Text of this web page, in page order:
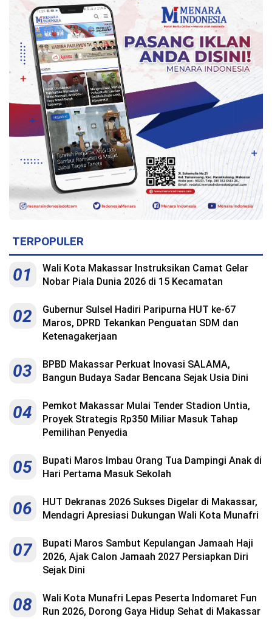
TERPOPULER
01
Wali Kota Makassar Instruksikan Camat Gelar
Nobar Piala Dunia 2026 di 15 Kecamatan
02
Gubernur Sulsel Hadiri Paripurna HUT ke-67
Maros, DPRD Tekankan Penguatan SDM dan
Ketenagakerjaan
03
BPBD Makassar Perkuat Inovasi SALAMA,
Bangun Budaya Sadar Bencana Sejak Usia Dini
04
Pemkot Makassar Mulai Tender Stadion Untia,
Proyek Strategis Rp350 Miliar Masuk Tahap
Pemilihan Penyedia
05
Bupati Maros Imbau Orang Tua Dampingi Anak di
Hari Pertama Masuk Sekolah
06
HUT Dekranas 2026 Sukses Digelar di Makassar,
Mendagri Apresiasi Dukungan Wali Kota Munafri
07
Bupati Maros Sambut Kepulangan Jamaah Haji
2026, Ajak Calon Jamaah 2027 Persiapkan Diri
Sejak Dini
08
Wali Kota Munafri Lepas Peserta Indomaret Fun
Run 2026, Dorong Gaya Hidup Sehat di Makassar